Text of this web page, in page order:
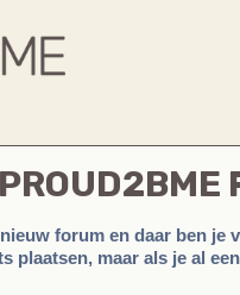
forum en daar ben je
plaatsen, maar als je al